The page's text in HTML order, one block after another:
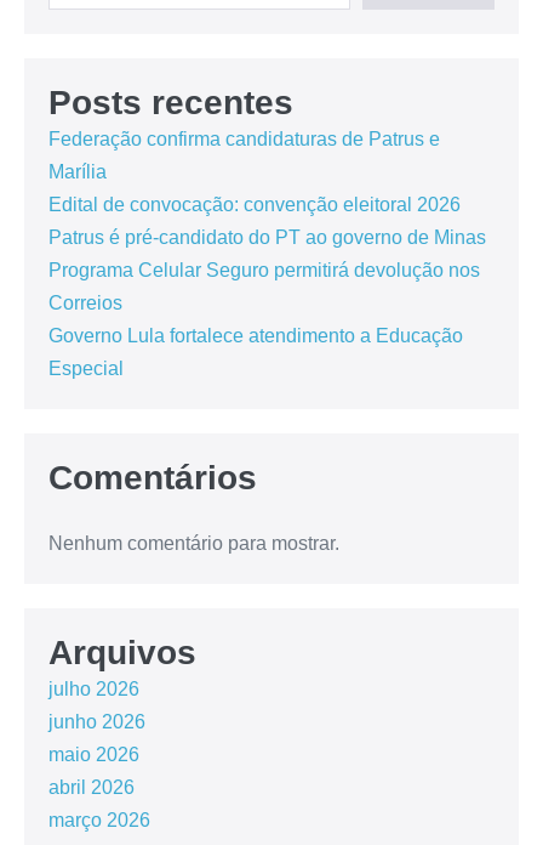
Posts recentes
Federação confirma candidaturas de Patrus e
Marília
Edital de convocação: convenção eleitoral 2026
Patrus é pré-candidato do PT ao governo de Minas
Programa Celular Seguro permitirá devolução nos
Correios
Governo Lula fortalece atendimento a Educação
Especial
Comentários
Nenhum comentário para mostrar.
Arquivos
julho 2026
junho 2026
maio 2026
abril 2026
março 2026